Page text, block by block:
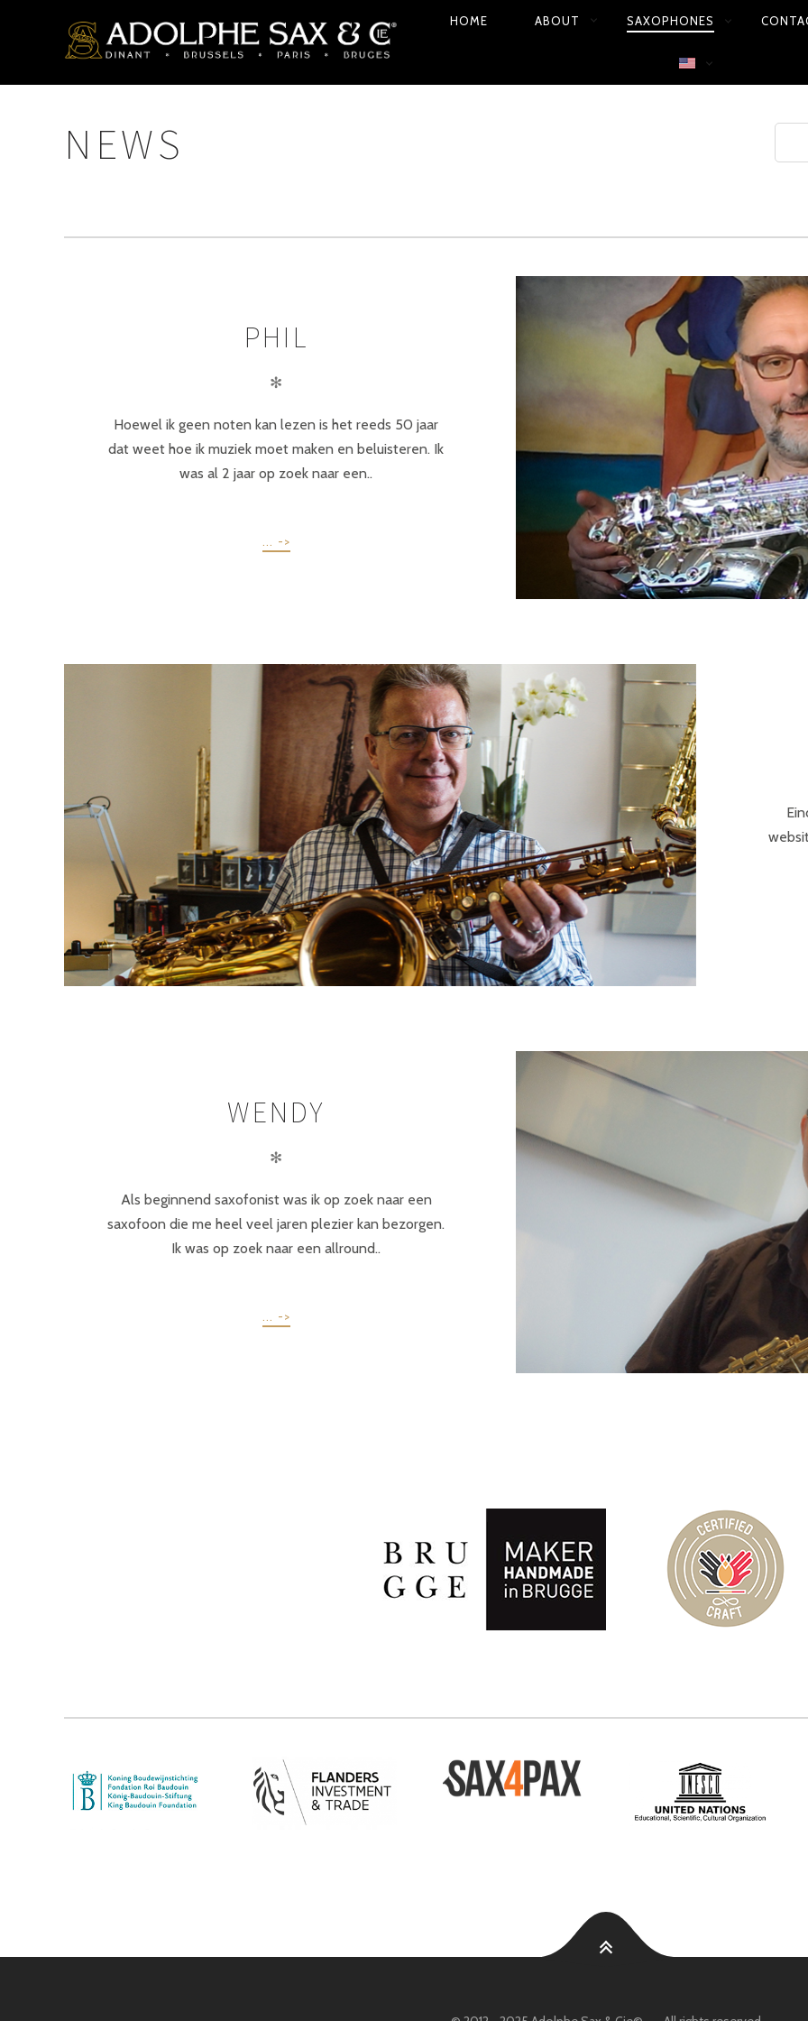
NAVIGATION
HOME ABOUT SAXOPHONES
NEWS
PHIL
✻
Hoewel ik geen noten kan lezen is het reeds 50 jaar
dat weet hoe ik muziek moet maken en beluisteren. Ik
was al 2 jaar op zoek naar een..
... ->
WENDY
✻
Als beginnend saxofonist was ik op zoek naar een
saxofoon die me heel veel jaren plezier kan bezorgen.
Ik was op zoek naar een allround..
... ->